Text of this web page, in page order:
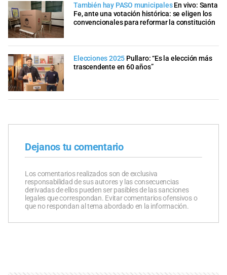
También hay PASO municipales En vivo: Santa
Fe, ante una votación histórica: se eligen los
convencionales para reformar la constitución
Elecciones 2025 Pullaro: “Es la elección más
trascendente en 60 años”
Dejanos tu comentario
Los comentarios realizados son de exclusiva
responsabilidad de sus autores y las consecuencias
derivadas de ellos pueden ser pasibles de las sanciones
legales que correspondan. Evitar comentarios ofensivos o
que no respondan al tema abordado en la información.